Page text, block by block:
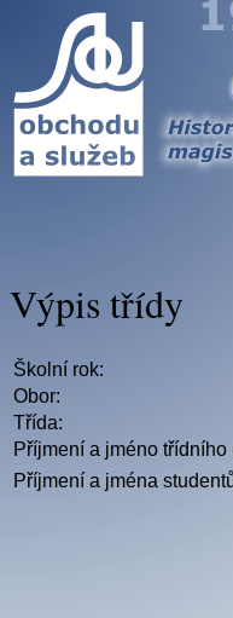
Výpis třídy
Školní rok:
Obor:
Třída:
Příjmení a jméno třídního
Příjmení a jména